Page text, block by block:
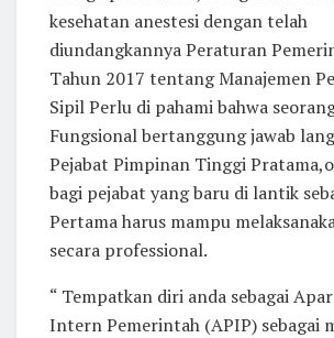
kesehatan anestesi dengan telah
diundangkannya Peraturan
Tahun 2017 tentang Manajemen
Sipil Perlu di pahami bahwa
Fungsional bertanggung jawab
Pejabat Pimpinan Tinggi
bagi pejabat yang baru di lantik
Pertama harus mampu
secara professional.
“ Tempatkan diri anda sebagai
Intern Pemerintah (APIP) sebagai